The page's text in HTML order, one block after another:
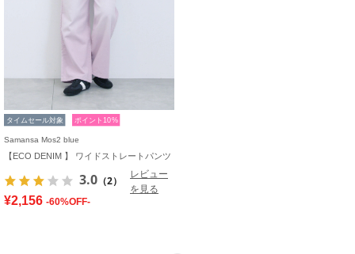
タイムセール対象 ポイント10%
Samansa Mos2 blue
【ECO DENIM 】 ワイドストレートパンツ
3.0 （2）
レビュー
を見る
¥2,156 -60%OFF-